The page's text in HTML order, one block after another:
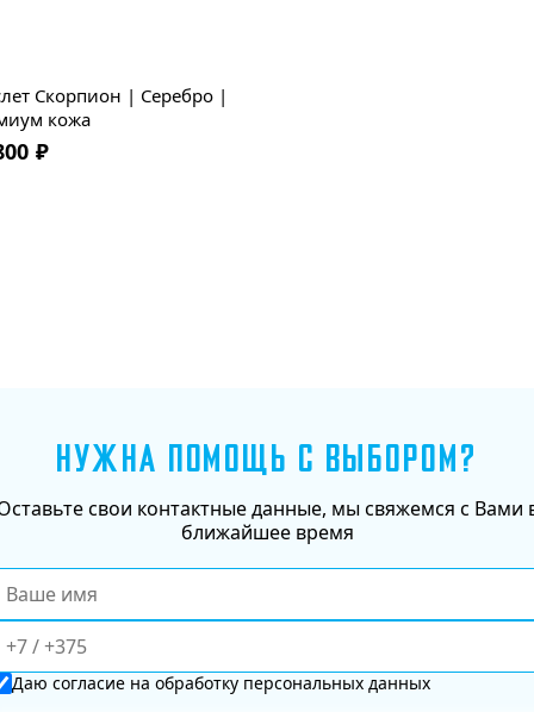
Скорпион | Серебро |
кожа
₽
НУЖНА ПОМОЩЬ С ВЫБОРОМ?
свои контактные данные, мы свяжемся с Вами
ближайшее время
Даю согласиена обработку персональных данных